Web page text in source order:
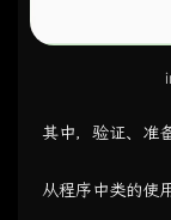
其中，验证、准
从程序中类的使